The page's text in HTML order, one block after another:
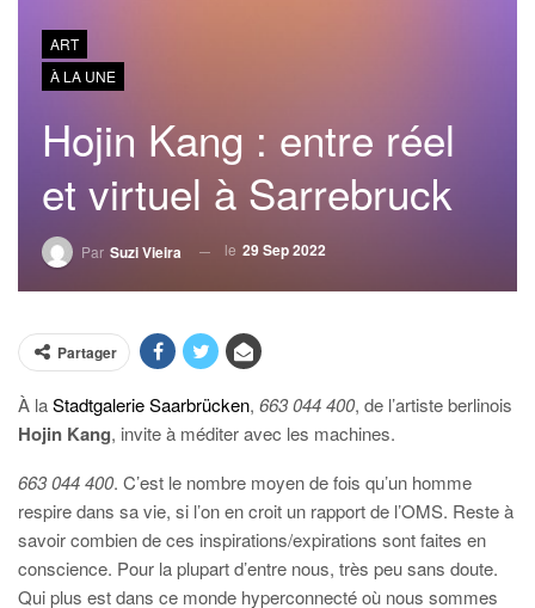
ART
À LA UNE
Hojin Kang : entre réel
et virtuel à Sarrebruck
Par Suzi Vieira le 29 Sep 2022
Partager
À laStadtgalerie Saarbrücken, 663 044 400, de l’artiste berlinois
Hojin Kang, invite à méditer avec les machines.
663 044 400. C’est le nombre moyen de fois qu’un homme
respire dans sa vie, si l’on en croit un rapport de l’OMS. Reste à
savoir combien de ces inspirations/expirations sont faites en
conscience. Pour la plupart d’entre nous, très peu sans doute.
Qui plus est dans ce monde hyperconnecté où nous sommes